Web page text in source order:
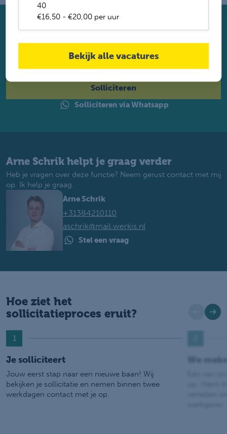
40
€16,50 - €20,00 per uur
Bekijk alle vacatures
Solliciteer direct
Twijfel je of je geschikt bent? Laat dan toch je gegevens
achter. Met ruim 1.200 vacatures vinden wij voor jou de
perfecte baan. Je krijgt binnen 2 werkdagen reactie.
Solliciteren
Solliciteren via Whatsapp
Arne Schrik helpt je graag verder
Heb je vragen over deze functie? Neem gerust contact met mij
op. Ik help je graag.
Arne Schrik
+31384210110
aschrik@mail.werkis.nl
Stel een vraag
Hoe ziet het
sollicitatieproces eruit?
1
Je solliciteert
Jouw eerst stap naar een nieuwe baan! Wij
bekijken je sollicitatie en nemen binnen twee
werkdagen contact met je op.
We